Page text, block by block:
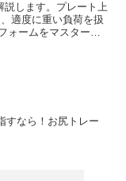
説します。プレート上
適度に重い負荷を扱
ォームをマスターし
すなら！お尻トレー